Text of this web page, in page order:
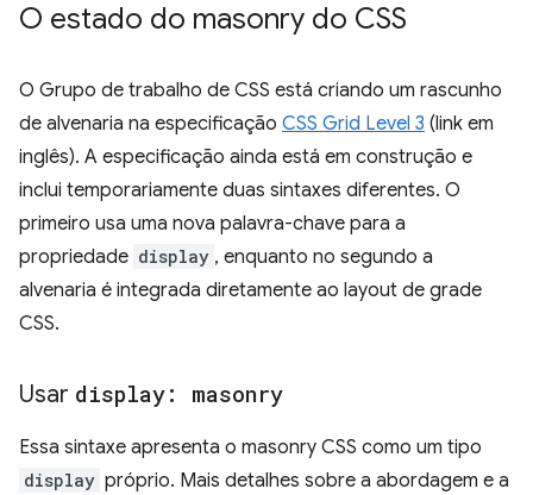
O estado do masonry do CSS
O Grupo de trabalho de CSS está criando um rascunho
de alvenaria na especificação CSS Grid Level 3 (link em
inglês). A especificação ainda está em construção e
inclui temporariamente duas sintaxes diferentes. O
primeiro usa uma nova palavra-chave para a
propriedade display , enquanto no segundo a
alvenaria é integrada diretamente ao layout de grade
CSS.
Usar display: masonry
Essa sintaxe apresenta o masonry CSS como um tipo
display próprio. Mais detalhes sobre a abordagem e a